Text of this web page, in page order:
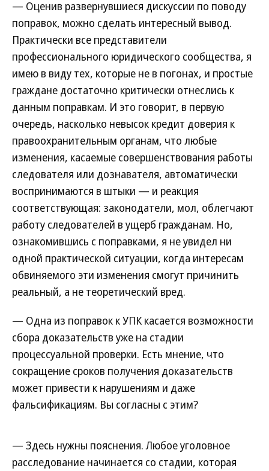
— Оценив развернувшиеся дискуссии по поводу
поправок, можно сделать интересный вывод.
Практически все представители
профессионального юридического сообщества, я
имею в виду тех, которые не в погонах, и простые
граждане достаточно критически отнеслись к
данным поправкам. И это говорит, в первую
очередь, насколько невысок кредит доверия к
правоохранительным органам, что любые
изменения, касаемые совершенствования работы
следователя или дознавателя, автоматически
воспринимаются в штыки — и реакция
соответствующая: законодатели, мол, облегчают
работу следователей в ущерб гражданам. Но,
ознакомившись с поправками, я не увидел ни
одной практической ситуации, когда интересам
обвиняемого эти изменения смогут причинить
реальный, а не теоретический вред.
— Одна из поправок к УПК касается возможности
сбора доказательств уже на стадии
процессуальной проверки. Есть мнение, что
сокращение сроков получения доказательств
может привести к нарушениям и даже
фальсификациям. Вы согласны с этим?
— Здесь нужны пояснения. Любое уголовное
расследование начинается со стадии, которая